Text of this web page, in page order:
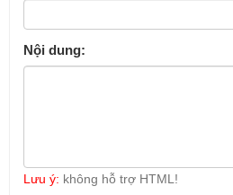
Nội dung:
Lưu ý: không hỗ trợ HTML!